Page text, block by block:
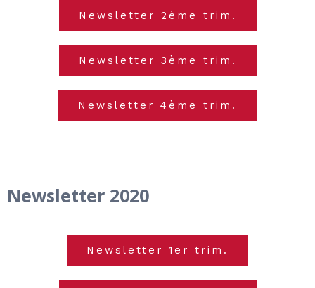
Newsletter 2ème trim.
Newsletter 3ème trim.
Newsletter 4ème trim.
Newsletter 2020
Newsletter 1er trim.